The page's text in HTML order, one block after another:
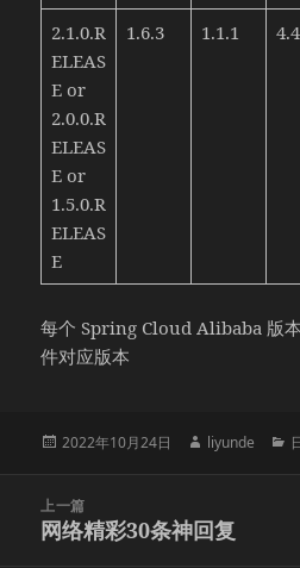
2.1.0.R
ELEAS
E or
2.0.0.R
ELEAS
E or
1.5.0.R
ELEAS
E
1.6.3 1.1.1
每个 Spring Cloud Alibaba 版
件对应版本
发
2022年10月24日
作
liyunde
上一篇
上
网络精彩30条神回复